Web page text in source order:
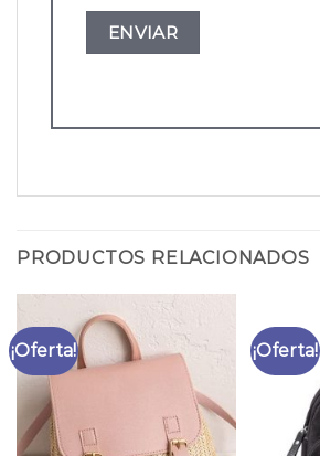
PRODUCTOS RELACIONADOS
¡Oferta! ¡Oferta!